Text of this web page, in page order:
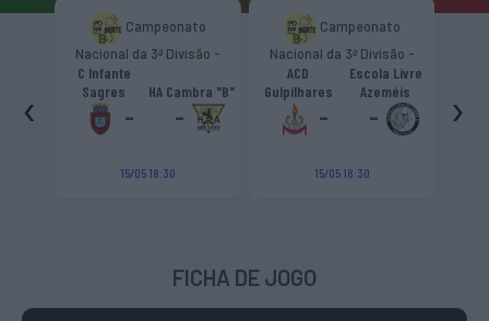
Campeonato
Nacional da 3ª Divisão -
Zona Norte “B”
C Infante
Sagres
-
HA Cambra "B"
-
15/05 18:30
Campeonato
Nacional da 3ª Divisão -
Zona Norte “B”
ACD
Gulpilhares
-
Escola Livre
Azeméis
-
15/05 18:30
‹ ›
FICHA DE JOGO